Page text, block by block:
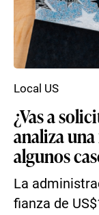
¿Vas a
analiza
algunos
La
fianza de
Local US